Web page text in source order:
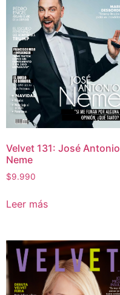
Velvet 131: José Antonio
Neme
$9.990
Leer más